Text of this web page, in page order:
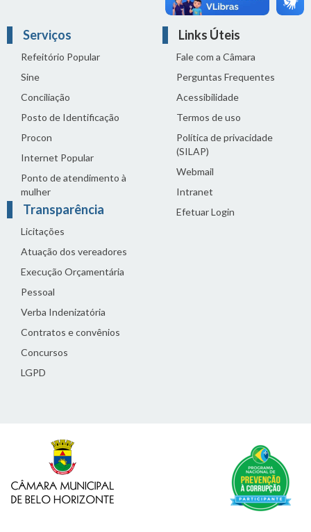
Solenidades
Serviços
Refeitório Popular
Sine
Conciliação
Posto de Identificação
Procon
Internet Popular
Ponto de atendimento à
mulher
Transparência
Licitações
Atuação dos vereadores
Execução Orçamentária
Pessoal
Verba Indenizatória
Contratos e convênios
Concursos
LGPD
Links Úteis
Fale com a Câmara
Perguntas Frequentes
Acessibilidade
Termos de uso
Política de privacidade
(SILAP)
Webmail
Intranet
Efetuar Login